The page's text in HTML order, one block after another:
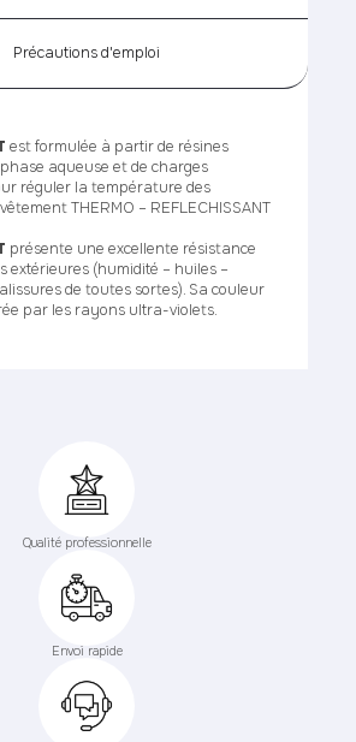
Précautions d'emploi
est formulée à partir de résines
aqueuse et de charges
réguler la température des
THERMO – REFLECHISSANT
présente une excellente résistance
extérieures (humidité – huiles –
de toutes sortes). Sa couleur
par les rayons ultra-violets.
Qualité professionnelle
Envoi rapide